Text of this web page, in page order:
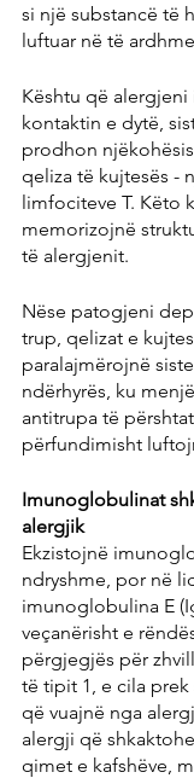
si një substancë të
luftuar në të
Kështu që
kontaktin e dytë,
prodhon
qeliza të kujtesës -
limfociteve T. Këto
memorizojnë
të alergjenit.
Nëse patogjeni
trup, qelizat e
paralajmërojnë
ndërhyrës, ku
antitrupa të
përfundimisht
Imunoglobulinat
alergjik
Ekzistojnë
ndryshme, por në
imunoglobulina E
veçanërisht e
përgjegjës për
të tipit 1, e cila prek
që vuajnë nga
alergji që
qimet e kafshëve,